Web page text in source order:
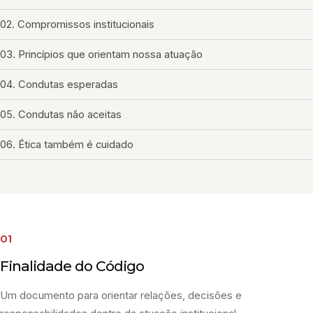
02. Compromissos institucionais
03. Princípios que orientam nossa atuação
04. Condutas esperadas
05. Condutas não aceitas
06. Ética também é cuidado
01
Finalidade do Código
Um documento para orientar relações, decisões e